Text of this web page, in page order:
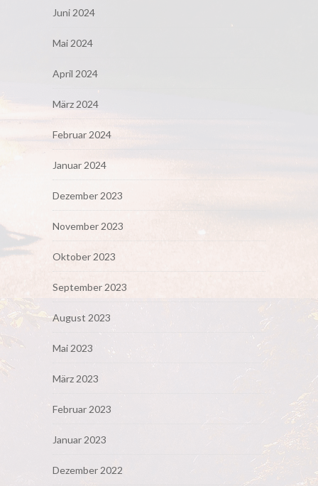
Juni 2024
Mai 2024
April 2024
März 2024
Februar 2024
Januar 2024
Dezember 2023
November 2023
Oktober 2023
September 2023
August 2023
Mai 2023
März 2023
Februar 2023
Januar 2023
Dezember 2022